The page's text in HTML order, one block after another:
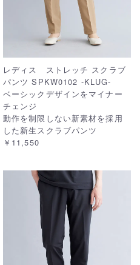
レディス ストレッチ スクラブ
パンツ SPKW0102 -KLUG-
ベーシックデザインをマイナー
チェンジ
動作を制限しない新素材を採用
した新生スクラブパンツ
￥11,550